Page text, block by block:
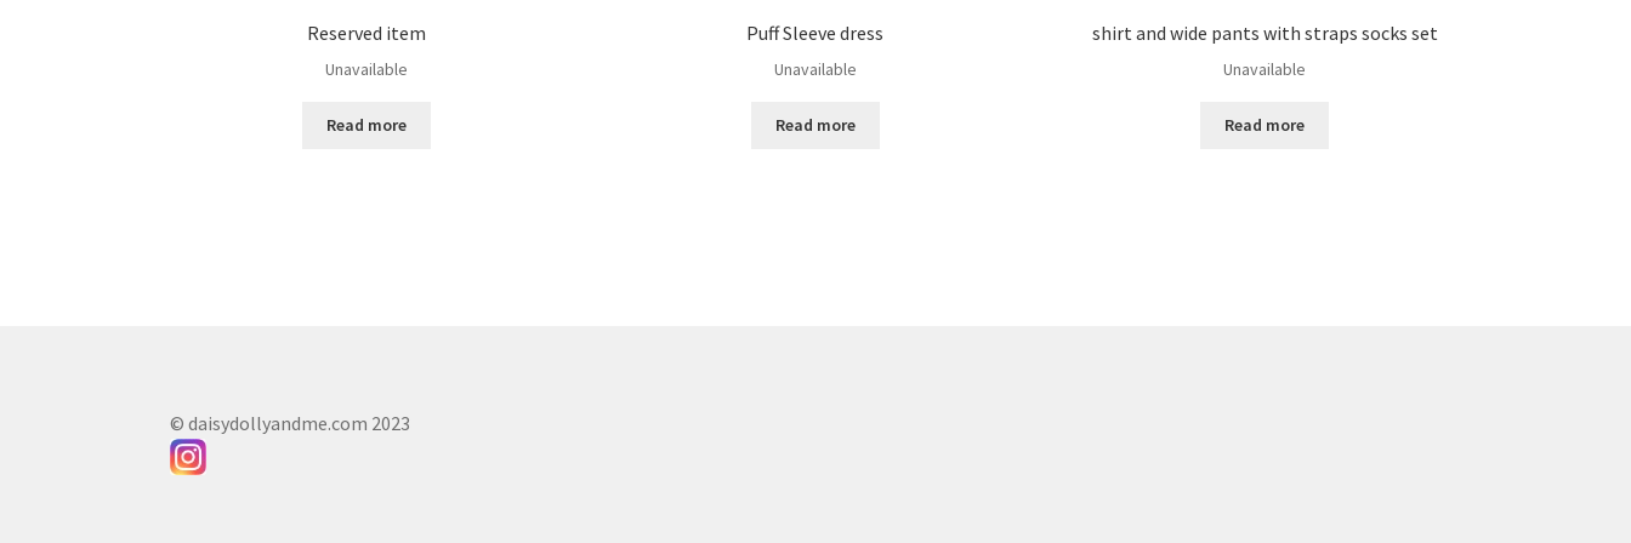
Reserved item
Unavailable
Read more
Puff Sleeve dress
Unavailable
Read more
shirt and wide pants with straps socks set
Unavailable
Read more
© daisydollyandme.com 2023